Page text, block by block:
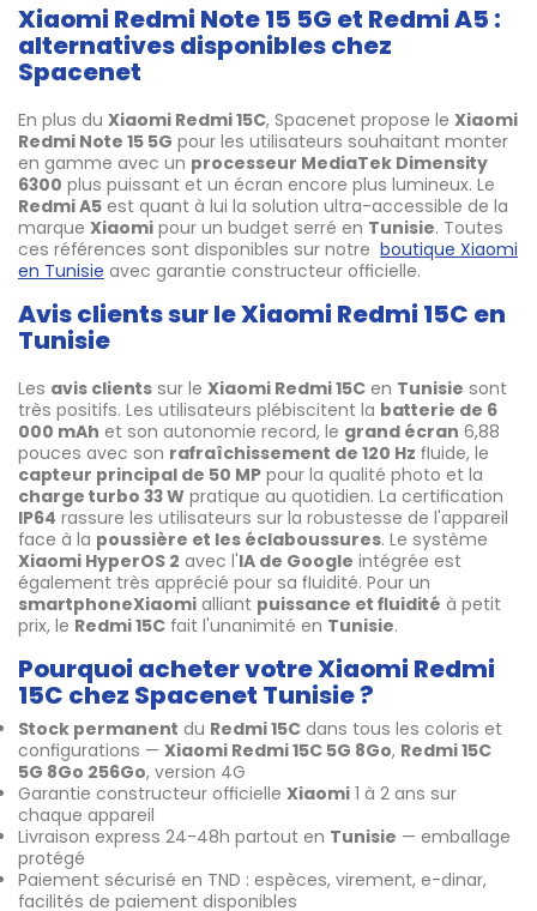
Xiaomi Redmi Note 15 5G et Redmi A5 :
alternatives disponibles chez
Spacenet
En plus du Xiaomi Redmi 15C, Spacenet propose le Xiaomi
Redmi Note 15 5G pour les utilisateurs souhaitant monter
en gamme avec un processeur MediaTek Dimensity
6300 plus puissant et un écran encore plus lumineux. Le
Redmi A5 est quant à lui la solution ultra-accessible de la
marque Xiaomi pour un budget serré en Tunisie. Toutes
ces références sont disponibles sur notre boutique Xiaomi
en Tunisie avec garantie constructeur officielle.
Avis clients sur le Xiaomi Redmi 15C en
Tunisie
Les avis clients sur le Xiaomi Redmi 15C en Tunisie sont
très positifs. Les utilisateurs plébiscitent la batterie de 6
000 mAh et son autonomie record, le grand écran 6,88
pouces avec son rafraîchissement de 120 Hz fluide, le
capteur principal de 50 MP pour la qualité photo et la
charge turbo 33 W pratique au quotidien. La certification
IP64 rassure les utilisateurs sur la robustesse de l'appareil
face à la poussière et les éclaboussures. Le système
Xiaomi HyperOS 2 avec l'IA de Google intégrée est
également très apprécié pour sa fluidité. Pour un
smartphoneXiaomi alliant puissance et fluidité à petit
prix, le Redmi 15C fait l'unanimité en Tunisie.
Pourquoi acheter votre Xiaomi Redmi
15C chez Spacenet Tunisie ?
Stock permanent du Redmi 15C dans tous les coloris et
configurations — Xiaomi Redmi 15C 5G 8Go, Redmi 15C
5G 8Go 256Go, version 4G
Garantie constructeur officielle Xiaomi 1 à 2 ans sur
chaque appareil
Livraison express 24-48h partout en Tunisie — emballage
protégé
Paiement sécurisé en TND : espèces, virement, e-dinar,
facilités de paiement disponibles